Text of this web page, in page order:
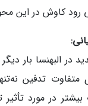
رود کاوش در این
در البهنسا بار
تدفین
بیشتر در مورد